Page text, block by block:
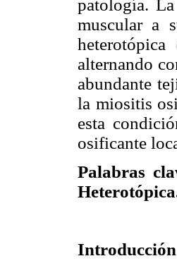
patología.
muscular a
alternando
abundante
la miositis
esta
osificante
Palabras
Introducción